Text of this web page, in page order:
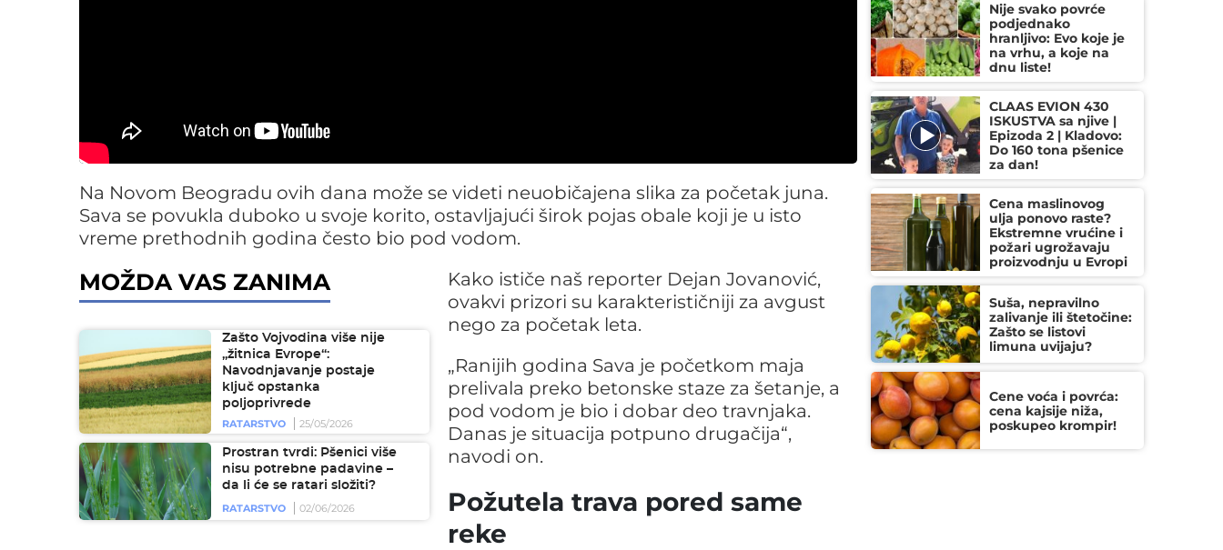
Na Novom Beogradu ovih dana može se videti neuobičajena slika za početak juna.
Sava se povukla duboko u svoje korito, ostavljajući širok pojas obale koji je u isto
vreme prethodnih godina često bio pod vodom.
MOŽDA VAS ZANIMA
Zašto Vojvodina više nije
„žitnica Evrope“:
Navodnjavanje postaje
ključ opstanka
poljoprivrede
RATARSTVO
25/05/2026
Prostran tvrdi: Pšenici više
nisu potrebne padavine –
da li će se ratari složiti?
RATARSTVO
02/06/2026
Kako ističe naš reporter Dejan Jovanović,
ovakvi prizori su karakterističniji za avgust
nego za početak leta.
„Ranijih godina Sava je početkom maja
prelivala preko betonske staze za šetanje, a
pod vodom je bio i dobar deo travnjaka.
Danas je situacija potpuno drugačija“,
navodi on.
Požutela trava pored same
reke
Nije svako povrće
podjednako
hranljivo: Evo koje je
na vrhu, a koje na
dnu liste!
CLAAS EVION 430
ISKUSTVA sa njive |
Epizoda 2 | Kladovo:
Do 160 tona pšenice
za dan!
Cena maslinovog
ulja ponovo raste?
Ekstremne vrućine i
požari ugrožavaju
proizvodnju u Evropi
Suša, nepravilno
zalivanje ili štetočine:
Zašto se listovi
limuna uvijaju?
Cene voća i povrća:
cena kajsije niža,
poskupeo krompir!